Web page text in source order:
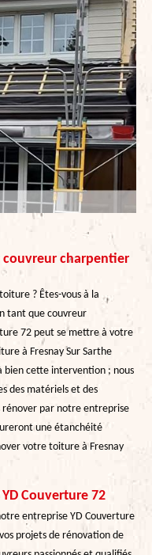
couvreur charpentier
? Êtes-vous à la
tant que couvreur
72 peut se mettre à votre
à Fresnay Sur Sarthe
bien cette intervention ; nous
des matériels et des
rénover par notre entreprise
une étanchéité
votre toiture à Fresnay
Couverture 72
entreprise YD Couverture
projets de rénovation de